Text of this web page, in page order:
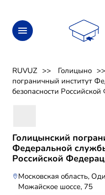
RUVUZ Голицыно
пограничный институт
безопасности
Голицынский
Федеральной
Российской
Московская область,
Можайское шоссе, 75